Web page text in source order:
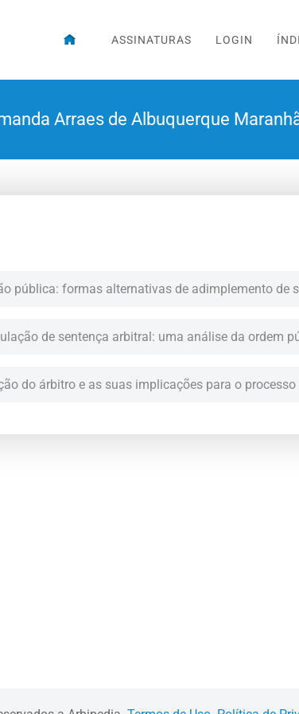
ASSINATURAS LOGIN
Arraes de Albuquerque
pública: formas alternativas de adimplemento de
de sentença arbitral: uma análise da ordem
do árbitro e as suas implicações para o